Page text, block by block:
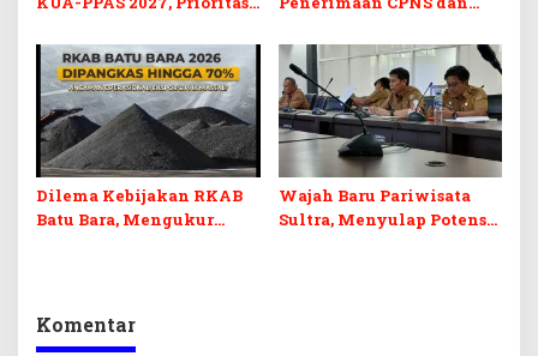
dan Pelunasan Utang
Infrastruktur
Desak Formasi Disabilitas
Dilema Kebijakan RKAB
Batu Bara, Mengukur
Wajah Baru Pariwisata
Sultra, Menyulap Potensi
Komentar